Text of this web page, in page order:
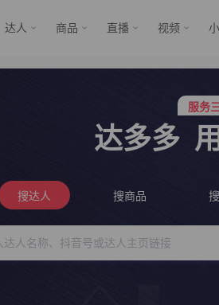
达人 商品 直播 视频
服务
行业
达多多
搜达人 搜商品